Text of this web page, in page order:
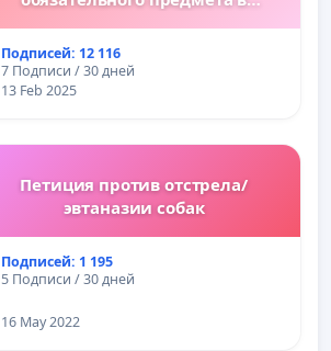
Подписей: 12 116
7 Подписи / 30 дней
13 Feb 2025
Петиция против отстрела/
эвтаназии собак
Подписей: 1 195
5 Подписи / 30 дней
16 May 2022